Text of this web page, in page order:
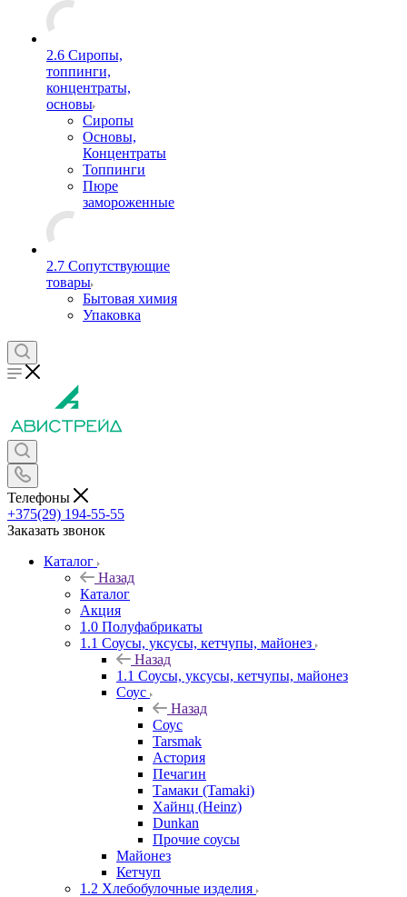
2.6 Сиропы,
топпинги,
концентраты,
основы
Сиропы
Основы,
Концентраты
Топпинги
Пюре
замороженные
2.7 Сопутствующие
товары
Бытовая химия
Упаковка
Телефоны
+375(29) 194-55-55
Заказать звонок
Каталог
Назад
Каталог
Акция
1.0 Полуфабрикаты
1.1 Соусы, уксусы, кетчупы, майонез
Назад
1.1 Соусы, уксусы, кетчупы, майонез
Соус
Назад
Соус
Tarsmak
Астория
Печагин
Тамаки (Tamaki)
Хайнц (Heinz)
Dunkan
Прочие соусы
Майонез
Кетчуп
1.2 Хлебобулочные изделия